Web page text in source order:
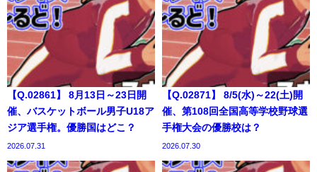
【Q.02861】 8月13日～23日開
催、バスケットボール男子U18ア
ジア選手権。優勝国はどこ？
2026.07.31
【Q.02871】 8/5(水)～22(土)開
催、第108回全国高等学校野球選
手権大会の優勝校は？
2026.07.30